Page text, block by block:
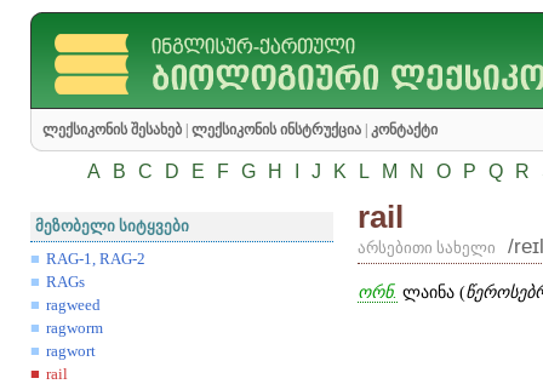
ლექსიკონის შესახებ ლექსიკონის ინსტრუქცია კონტაქტი
A B C D E F G H J K L M N O P Q R
მეზობელი სიტყვები
RAG-1, RAG-2
RAGs
ragweed
ragworm
ragwort
rail
rail
არსებითი სახელი /
ორნ. ლაინა (